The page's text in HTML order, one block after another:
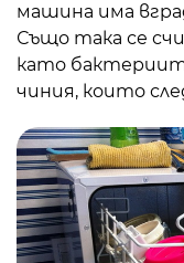
машина има
Също така се
като
чиния, които